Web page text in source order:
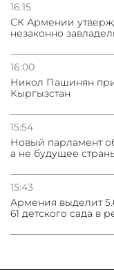
16:15
СК Армении
незаконно
16:00
Никол Пашинян
Кыргызстан
15:54
Новый парламент
а не будущее
15:43
Армения выделит
61 детского сада в